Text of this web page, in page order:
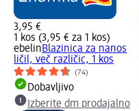
3,95 €
1 kos (3,95 € za 1 kos)
ebelinBlazinica za nanos
ličil, več različic, 1 kos
(74)
Dobavljivo
Izberite dm prodajalno